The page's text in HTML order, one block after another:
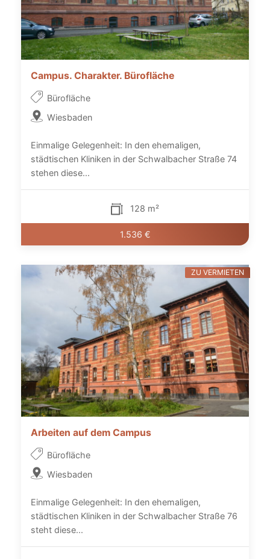
Campus. Charakter. Bürofläche
Bürofläche
Wiesbaden
Einmalige Gelegenheit: In den ehemaligen,
städtischen Kliniken in der Schwalbacher Straße 74
stehen diese...
128 m²
1.536 €
Arbeiten auf dem Campus
Bürofläche
Wiesbaden
Einmalige Gelegenheit: In den ehemaligen,
städtischen Kliniken in der Schwalbacher Straße 76
steht diese...
ZU VERMIETEN